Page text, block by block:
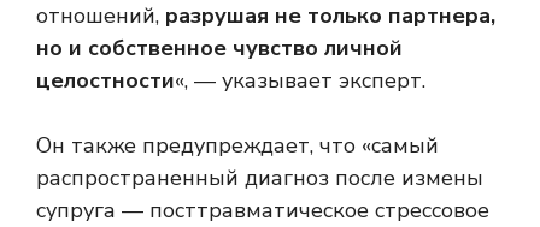
отношений, разрушая не только партнера,
но и собственное чувство личной
целостности«, — указывает эксперт.
Он также предупреждает, что «самый
распространенный диагноз после измены
супруга — посттравматическое стрессовое